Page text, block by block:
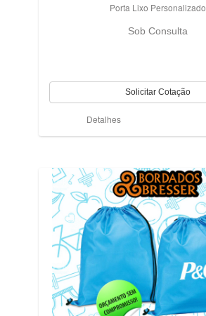
Porta Lixo Personalizado
Sob Consulta
Detalhes